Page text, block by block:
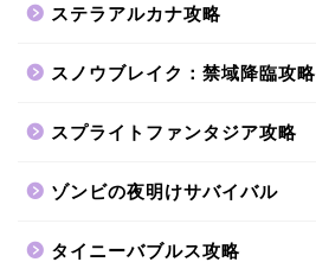
ステラアルカナ攻略
スノウブレイク：禁域降臨攻略
スプライトファンタジア攻略
ゾンビの夜明けサバイバル
タイニーバブルス攻略